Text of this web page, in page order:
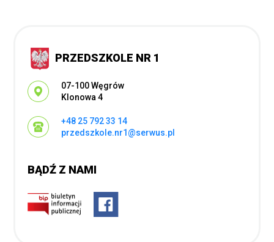
PRZEDSZKOLE NR 1
Adres pocztowy:
07-100 Węgrów
Klonowa 4
+48 25 792 33 14
przedszkole.nr1@serwus.pl
BĄDŹ Z NAMI